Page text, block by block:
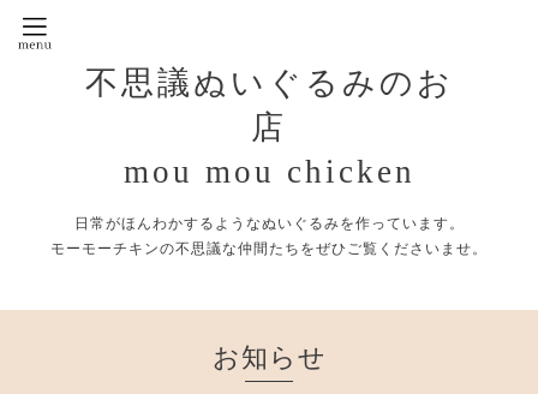
不思議ぬいぐるみのお
店
mou mou chicken
日常がほんわかするようなぬいぐるみを作っています。
モーモーチキンの不思議な仲間たちをぜひご覧くださいませ。
お知らせ